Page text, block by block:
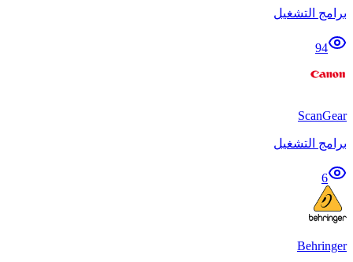
برامج التشغيل
94
ScanGear
برامج التشغيل
6
Behringer